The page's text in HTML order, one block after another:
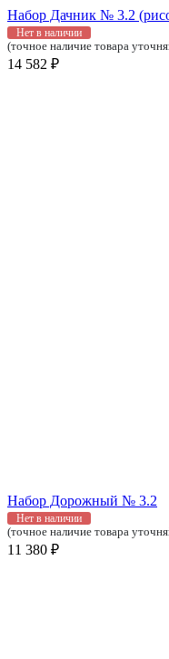
Набор Дачник № 3.2
Нет в наличии
(точное наличие товара
14 582 ₽
Набор Дорожный № 3.2
Нет в наличии
(точное наличие товара
11 380 ₽